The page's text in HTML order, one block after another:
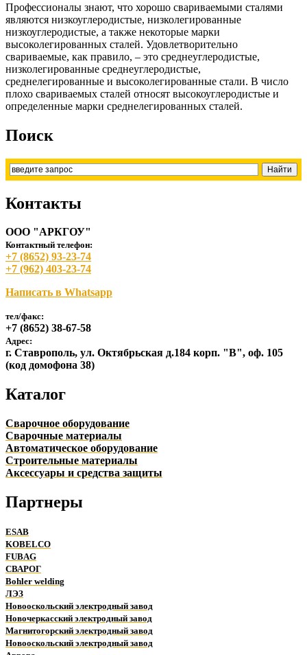
Профессионалы знают, что хорошо свариваемыми сталями
являются низкоуглеродистые, низколегированные
низкоуглеродистые, а также некоторые марки
высоколегированных сталей. Удовлетворительно
свариваемые, как правило, – это среднеуглеродистые,
низколегированные среднеуглеродистые,
среднелегированные и высоколегированные стали. В число
плохо свариваемых сталей относят высокоуглеродистые и
определенные марки среднелегированных сталей.
Поиск
Контакты
ООО "АРКГОУ"
Контактный телефон:
+7 (8652) 93-23-74
+7 (962) 403-23-74
Написать в Whatsapp
тел/факс:
+7 (8652) 38-67-58
Адрес:
г. Ставрополь, ул. Октябрьская д.184 корп. "В", оф. 105
(код домофона 38)
Каталог
Сварочное оборудование
Сварочные материалы
Автоматическое оборудование
Строительные материалы
Аксессуары и средства защиты
Партнеры
ESAB
KOBELCO
FUBAG
СВАРОГ
Bohler welding
ЛЭЗ
Новооскольский электродный завод
Новочеркасский электродный завод
Магнитогорский электродный завод
Новооскольский электродный завод